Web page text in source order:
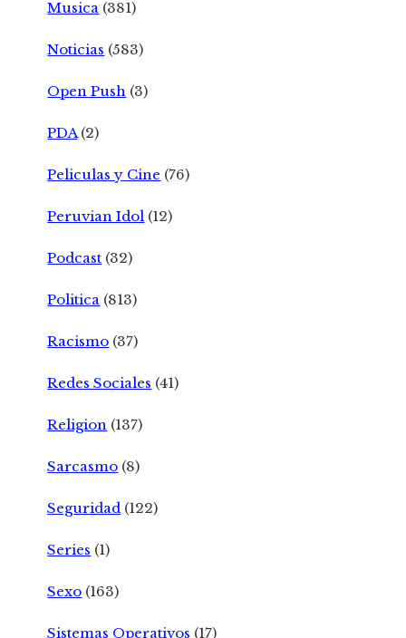
Musica (381)
Noticias (583)
Open Push (3)
PDA(2)
Peliculas y Cine (76)
Peruvian Idol (12)
Podcast (32)
Politica (813)
Racismo (37)
Redes Sociales (41)
Religion (137)
Sarcasmo (8)
Seguridad (122)
Series (1)
Sexo (163)
Sistemas Operativos (17)